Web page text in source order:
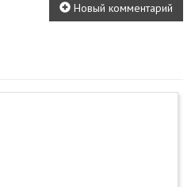
Новый комментарий